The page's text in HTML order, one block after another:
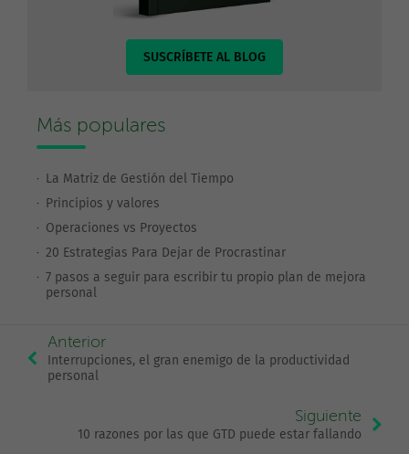
SUSCRÍBETE AL BLOG
Más populares
La Matriz de Gestión del Tiempo
Principios y valores
Operaciones vs Proyectos
20 Estrategias Para Dejar de Procrastinar
7 pasos a seguir para escribir tu propio plan de mejora
personal
Anterior
Interrupciones, el gran enemigo de la productividad
personal
Siguiente
10 razones por las que GTD puede estar fallando